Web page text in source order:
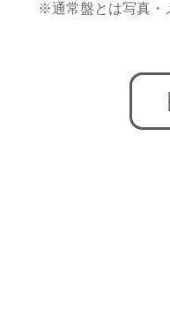
※通常盤とは写真・